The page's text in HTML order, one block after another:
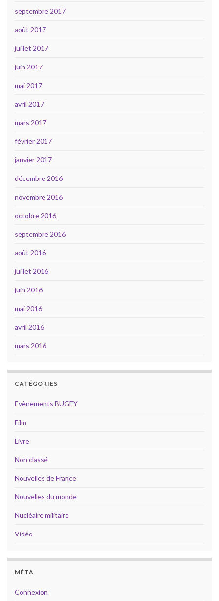
septembre 2017
août 2017
juillet 2017
juin 2017
mai 2017
avril 2017
mars 2017
février 2017
janvier 2017
décembre 2016
novembre 2016
octobre 2016
septembre 2016
août 2016
juillet 2016
juin 2016
mai 2016
avril 2016
mars 2016
CATÉGORIES
Évènements BUGEY
Film
Livre
Non classé
Nouvelles de France
Nouvelles du monde
Nucléaire militaire
Vidéo
MÉTA
Connexion